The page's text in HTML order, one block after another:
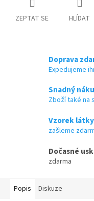
ZEPTAT SE HLÍDAT
Doprava
Expedujeme
Snadný
Zboží také na
Vzorek látky
zašleme
Dočasné
zdarma
Popis Diskuze